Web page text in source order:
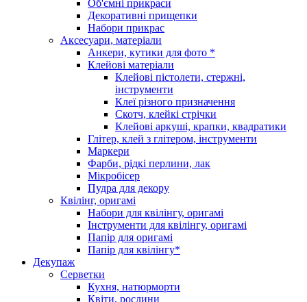
Об'ємні прикраси
Декоративні прищепки
Набори прикрас
Аксесуари, матеріали
Анкери, кутики для фото *
Клейові матеріали
Клейові пістолети, стержні,
інструменти
Клеї різного призначення
Скотч, клейкі стрічки
Клейові аркуші, крапки, квадратики
Глітер, клей з глітером, інструменти
Маркери
Фарби, рідкі перлини, лак
Мікробісер
Пудра для декору
Квілінг, оригамі
Набори для квілінгу, оригамі
Інструменти для квілінгу, оригамі
Папір для оригамі
Папір для квілінгу*
Декупаж
Серветки
Кухня, натюрморти
Квіти, рослини